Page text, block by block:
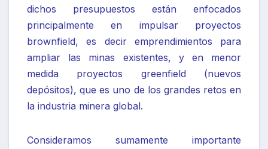
dichos presupuestos están enfocados
principalmente en impulsar proyectos
brownfield, es decir emprendimientos para
ampliar las minas existentes, y en menor
medida proyectos greenfield (nuevos
depósitos), que es uno de los grandes retos en
la industria minera global.
Consideramos sumamente importante